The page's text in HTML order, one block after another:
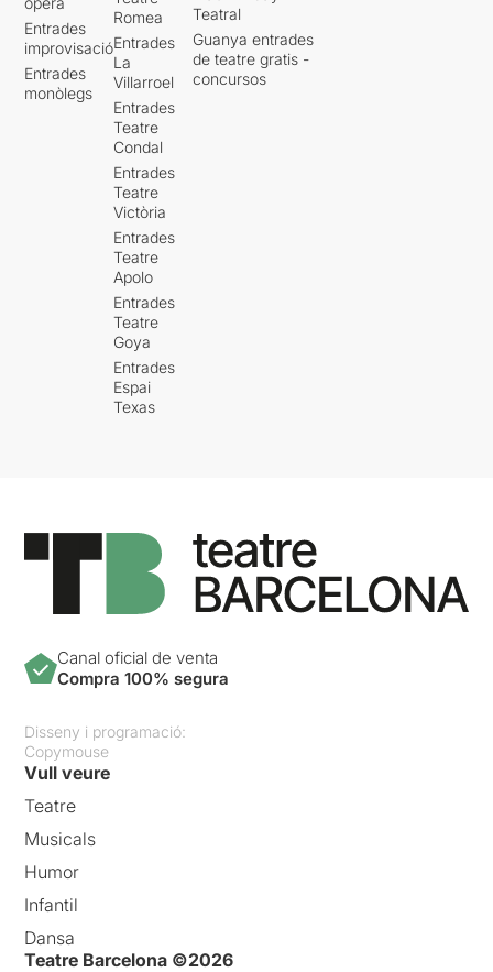
Entrades
improvisació
Entrades
monòlegs
Romea
Entrades
La
Villarroel
Entrades
Teatre
Condal
Entrades
Teatre
Victòria
Entrades
Teatre
Apolo
Entrades
Teatre
Goya
Entrades
Espai
Texas
Teatral
Guanya entrades
de teatre gratis -
concursos
Canal oficial de venta
Compra 100% segura
Disseny i programació:
Copymouse
Vull veure
Teatre
Musicals
Humor
Infantil
Dansa
Teatre Barcelona ©2026